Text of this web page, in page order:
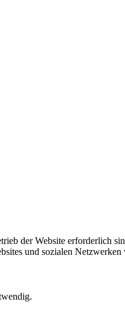
der Website erforderlich
und sozialen